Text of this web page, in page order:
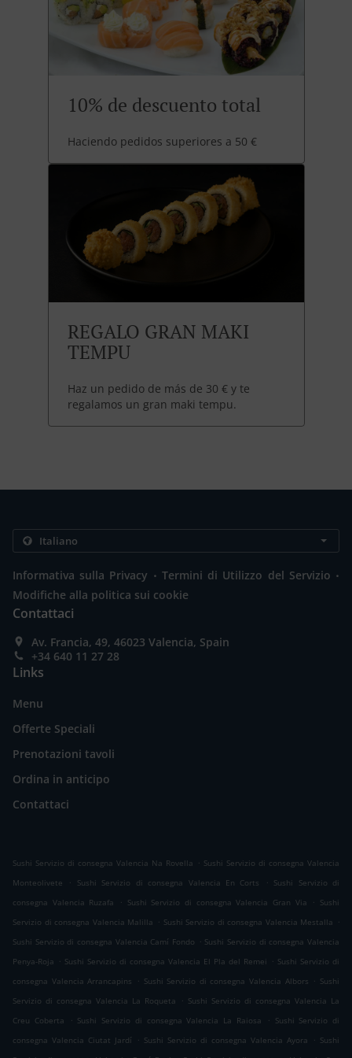
10% de descuento total
Haciendo pedidos superiores a 50 €
REGALO GRAN MAKI
TEMPU
Haz un pedido de más de 30 € y te
regalamos un gran maki tempu.
Informativa sulla Privacy . Termini di Utilizzo del Servizio .
Modifiche alla politica sui cookie
Contattaci
Av. Francia, 49, 46023 Valencia, Spain
+34 640 11 27 28
Links
Menu
Offerte Speciali
Prenotazioni tavoli
Ordina in anticipo
Contattaci
Sushi Servizio di consegna Valencia Na Rovella . Sushi Servizio di consegna Valencia
Monteolivete
. Sushi Servizio di consegna Valencia En Corts . Sushi Servizio di
consegna Valencia Ruzafa
. Sushi Servizio di consegna Valencia Gran Via . Sushi
Servizio di consegna Valencia Malilla . Sushi Servizio di consegna Valencia Mestalla .
Sushi Servizio di consegna Valencia Camí Fondo . Sushi Servizio di consegna Valencia
Penya-Roja . Sushi Servizio di consegna Valencia El Pla del Remei . Sushi Servizio di
consegna Valencia Arrancapins
. Sushi Servizio di consegna Valencia Albors . Sushi
Servizio di consegna Valencia La Roqueta
. Sushi Servizio di consegna Valencia La
Creu Coberta
. Sushi Servizio di consegna Valencia La Raiosa . Sushi Servizio di
consegna Valencia Ciutat Jardí
. Sushi Servizio di consegna Valencia Ayora . Sushi